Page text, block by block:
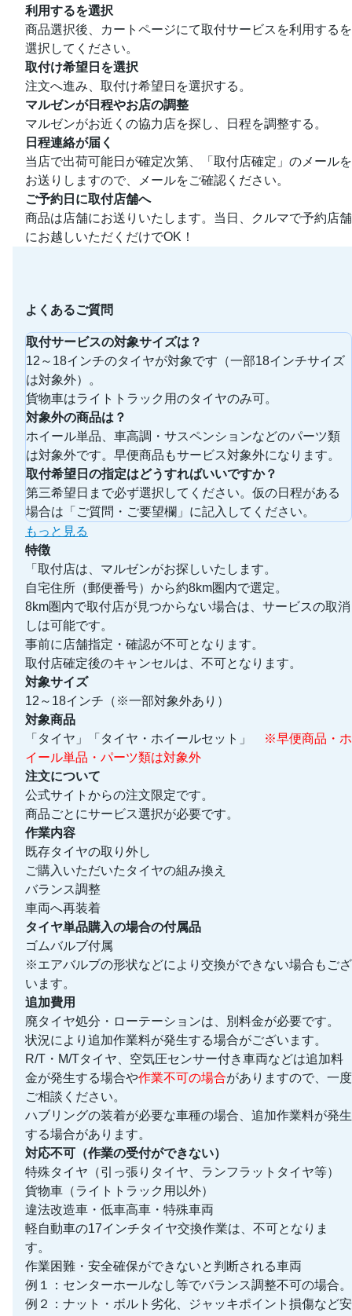
利用するを選択
商品選択後、カートページにて取付サービスを利用するを
選択してください。
取付け希望日を選択
注文へ進み、取付け希望日を選択する。
マルゼンが日程やお店の調整
マルゼンがお近くの協力店を探し、日程を調整する。
日程連絡が届く
当店で出荷可能日が確定次第、「取付店確定」のメールを
お送りしますので、メールをご確認ください。
ご予約日に取付店舗へ
商品は店舗にお送りいたします。当日、クルマで予約店舗
にお越しいただくだけでOK！
よくあるご質問
取付サービスの対象サイズは？
12～18インチのタイヤが対象です（一部18インチサイズ
は対象外）。
貨物車はライトトラック用のタイヤのみ可。
対象外の商品は？
ホイール単品、車高調・サスペンションなどのパーツ類
は対象外です。早便商品もサービス対象外になります。
取付希望日の指定はどうすればいいですか？
第三希望日まで必ず選択してください。仮の日程がある
場合は「ご質問・ご要望欄」に記入してください。
もっと見る
特徴
「取付店は、マルゼンがお探しいたします。
自宅住所（郵便番号）から約8km圏内で選定。
8km圏内で取付店が見つからない場合は、サービスの取消
しは可能です。
事前に店舗指定・確認が不可となります。
取付店確定後のキャンセルは、不可となります。
対象サイズ
12～18インチ（※一部対象外あり）
対象商品
「タイヤ」「タイヤ・ホイールセット」
※早便商品・ホ
イール単品・パーツ類は対象外
注文について
公式サイトからの注文限定です。
商品ごとにサービス選択が必要です。
作業内容
既存タイヤの取り外し
ご購入いただいたタイヤの組み換え
バランス調整
車両へ再装着
タイヤ単品購入の場合の付属品
ゴムバルブ付属
※エアバルブの形状などにより交換ができない場合もござ
います。
追加費用
廃タイヤ処分・ローテーションは、別料金が必要です。
状況により追加作業料が発生する場合がございます。
R/T・M/Tタイヤ、空気圧センサー付き車両などは追加料
金が発生する場合や作業不可の場合がありますので、一度
ご相談ください。
ハブリングの装着が必要な車種の場合、追加作業料が発生
する場合があります。
対応不可（作業の受付ができない）
特殊タイヤ（引っ張りタイヤ、ランフラットタイヤ等）
貨物車（ライトトラック用以外）
違法改造車・低車高車・特殊車両
軽自動車の17インチタイヤ交換作業は、不可となりま
す。
作業困難・安全確保ができないと判断される車両
例１：センターホールなし等でバランス調整不可の場合。
例２：ナット・ボルト劣化、ジャッキポイント損傷など安